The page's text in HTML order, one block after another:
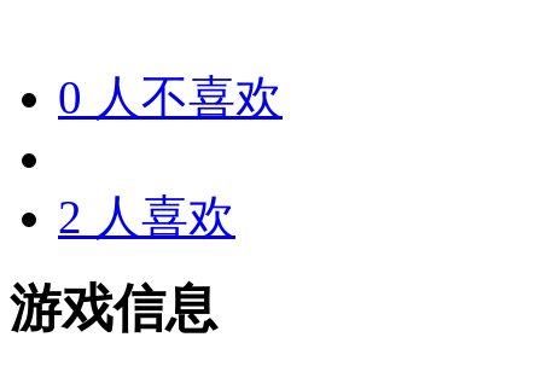
0 人不喜欢
2 人喜欢
游戏信息